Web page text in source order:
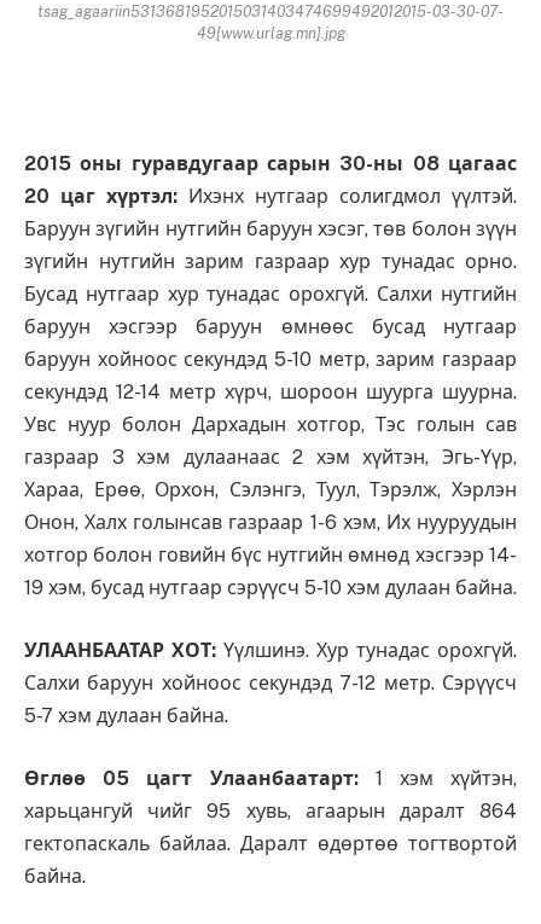
tsag_agaariin5313681952015031403474699492012015-03-30-07-
49[www.urlag.mn].jpg
2015 оны гуравдугаар сарын 30-ны 08 цагаас
20 цаг хүртэл: Ихэнх нутгаар солигдмол үүлтэй.
Баруун зүгийн нутгийн баруун хэсэг, төв болон зүүн
зүгийн нутгийн зарим газраар хур тунадас орно.
Бусад нутгаар хур тунадас орохгүй. Салхи нутгийн
баруун хэсгээр баруун өмнөөс бусад нутгаар
баруун хойноос секундэд 5-10 метр, зарим газраар
секундэд 12-14 метр хүрч, шороон шуурга шуурна.
Увс нуур болон Дархадын хотгор, Тэс голын сав
газраар 3 хэм дулаанаас 2 хэм хүйтэн, Эгь-Үүр,
Хараа, Ерөө, Орхон, Сэлэнгэ, Туул, Тэрэлж, Хэрлэн
Онон, Халх голынсав газраар 1-6 хэм, Их нууруудын
хотгор болон говийн бүс нутгийн өмнөд хэсгээр 14-
19 хэм, бусад нутгаар сэрүүсч 5-10 хэм дулаан байна.
УЛААНБААТАР ХОТ: Үүлшинэ. Хур тунадас орохгүй.
Салхи баруун хойноос секундэд 7-12 метр. Сэрүүсч
5-7 хэм дулаан байна.
Өглөө 05 цагт Улаанбаатарт:1 хэм хүйтэн,
харьцангуй чийг 95 хувь, агаарын даралт 864
гектопаскаль байлаа. Даралт өдөртөө тогтвортой
байна.